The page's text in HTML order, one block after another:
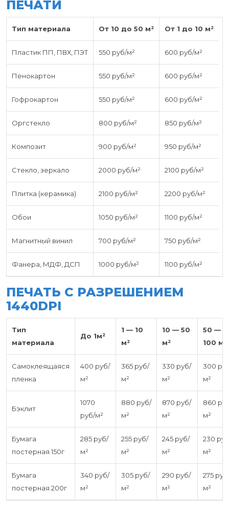
ПЕЧАТИ
Тип материала От 10 до 50 м² От 1 до 10 м²
Пластик ПП, ПВХ, ПЭТ 550 руб/м² 600 руб/м²
Пенокартон 550 руб/м² 600 руб/м²
Гофрокартон 550 руб/м² 600 руб/м²
Оргстекло 800 руб/м² 850 руб/м²
Композит 900 руб/м² 950 руб/м²
Стекло, зеркало 2000 руб/м² 2100 руб/м²
Плитка (керамика) 2100 руб/м² 2200 руб/м²
Обои 1050 руб/м² 1100 руб/м²
Магнитный винил 700 руб/м² 750 руб/м²
Фанера, МДФ, ДСП 1000 руб/м² 1100 руб/м²
ПЕЧАТЬ С РАЗРЕШЕНИЕМ
1440DPI
Тип
материала
До 1м²
1 — 10
м²
10 — 50
м²
50 —
100 м²
Самоклеящаяся
пленка
400 руб/
м²
365 руб/
м²
330 руб/
м²
300
м²
Бэклит
1070
руб/м²
880 руб/
м²
870 руб/
м²
860
м²
Бумага
постерная 150г
285 руб/
м²
255 руб/
м²
245 руб/
м²
230
м²
Бумага
постерная 200г
340 руб/
м²
305 руб/
м²
290 руб/
м²
275
м²